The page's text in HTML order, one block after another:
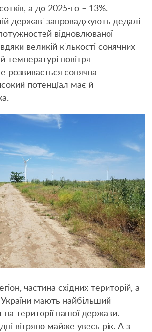
а до 2025-го – 13%.
державі запроваджують дедалі
відновлюваної
великій кількості сонячних
температурі повітря
розвивається сонячна
потенціал має й
частина східних територій, а
мають найбільший
на території нашої держави.
вітряно майже увесь рік. А з